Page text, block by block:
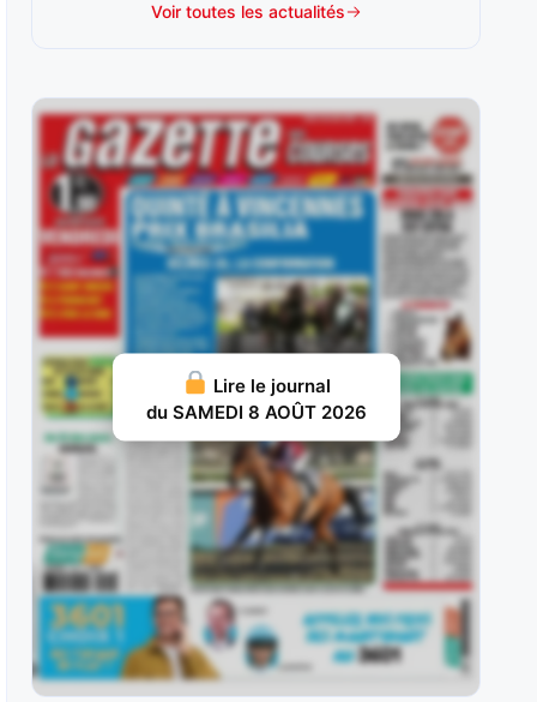
Anssio : Vainqueur de son handicap mi-octobre
AOÛT 1, 2026 15
Mister Chang : Révélé d’emblée à ce niveau à 3
ans, sur le
JUILLET 31, 2026 20
Nelliedonado : Programmée pour les handicaps,
elle a débuté par une probante
JUILLET 29, 2026 19
Ram Sea : Acheté aux ventes au prix fort en vue
d’une carrière
JUILLET 28, 2026 18
Ivrig Viking : Vainqueur de semi-classique sous
la selle pour le compte de
JUILLET 26, 2026 16
Vol d’Argent : Façonné pour les handicaps, il y a
fait preuve d’une
JUILLET 25, 2026 15
Voir toutes les actualités
Lire le journal
du SAMEDI 8 AOÛT 2026